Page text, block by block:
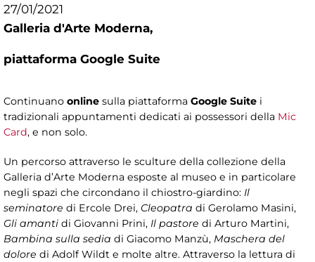
27/01/2021
Galleria d'Arte Moderna,
piattaforma Google Suite
Continuano online sulla piattaforma Google Suite i
tradizionali appuntamenti dedicati ai possessori della Mic
Card, e non solo.
Un percorso attraverso le sculture della collezione della
Galleria d’Arte Moderna esposte al museo e in particolare
negli spazi che circondano il chiostro-giardino: Il
seminatore di Ercole Drei, Cleopatra di Gerolamo Masini,
Gli amanti di Giovanni Prini, Il pastore di Arturo Martini,
Bambina sulla sedia di Giacomo Manzù, Maschera del
dolore di Adolf Wildt e molte altre. Attraverso la lettura di